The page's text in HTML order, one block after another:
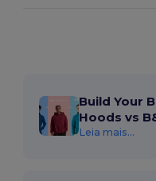
Build Your
Hoods vs
Leia mais...